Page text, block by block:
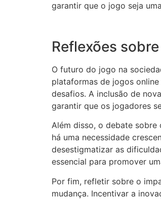
garantir que o jogo seja
Reflexões
O futuro do jogo na
plataformas de jogos
desafios. A inclusão de
garantir que os jogadores
Além disso, o debate sobre
há uma necessidade
desestigmatizar as
essencial para promover
Por fim, refletir sobre o
mudança. Incentivar a